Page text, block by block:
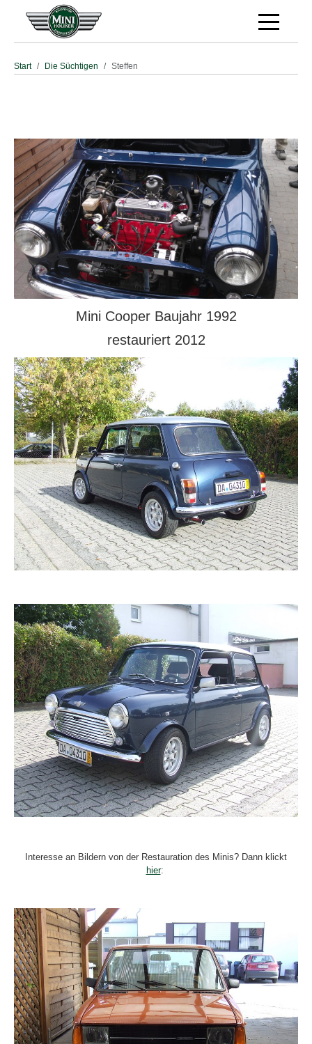
Off-
Start Die Süchtigen Steffen
Mini Cooper Baujahr 1992
restauriert 2012
Interesse an Bildern von der Restauration des Minis? Dann klickt
hier: